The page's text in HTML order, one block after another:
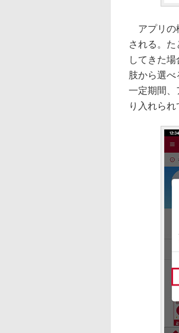
アプリの
される。
してきた
肢から選べ
一定期間、
り入れられ